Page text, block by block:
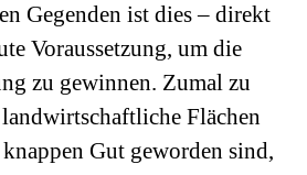
Gegenden ist dies – direkt
Voraussetzung, um die
zu gewinnen. Zumal zu
Flächen
Gut geworden sind,